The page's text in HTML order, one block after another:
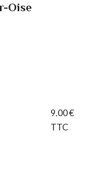
Oise
9.00 €
TTC